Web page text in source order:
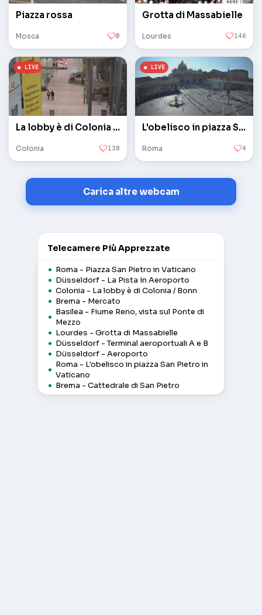
Piazza rossa
Mosca 0
Grotta di Massabielle
Lourdes 146
La lobby è di Colonia / Bonn
Colonia 138
L'obelisco in piazza San Pietro in Vaticano
Roma 4
Carica altre webcam
Telecamere Più Apprezzate
Roma - Piazza San Pietro in Vaticano
Düsseldorf - La Pista In Aeroporto
Colonia - La lobby è di Colonia / Bonn
Brema - Mercato
Basilea - Fiume Reno, vista sul Ponte di
Mezzo
Lourdes - Grotta di Massabielle
Düsseldorf - Terminal aeroportuali A e B
Düsseldorf - Aeroporto
Roma - L'obelisco in piazza San Pietro in
Vaticano
Brema - Cattedrale di San Pietro